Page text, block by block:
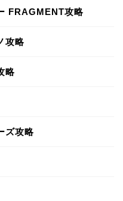
FRAGMENT攻略
攻略
略
ズ攻略